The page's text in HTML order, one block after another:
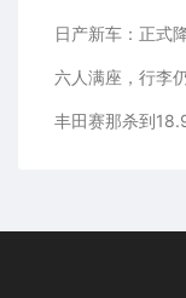
日产新车：正式